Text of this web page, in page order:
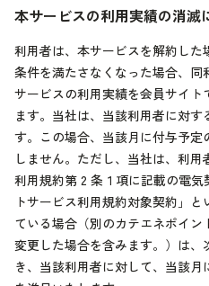
本サービスの利用実績の消滅
利用者は、本サービスを解約した
条件を満たさなくなった場合、
サービスの利用実績を会員サイト
ます。当社は、当該利用者に対
す。この場合、当該月に付与予
しません。ただし、当社は、利
利用規約第 2 条１項に記載の電
トサービス利用規約対象契約」
ている場合（別のカテエネポイ
変更した場合を含みます。）は
き、当該利用者に対して、当該